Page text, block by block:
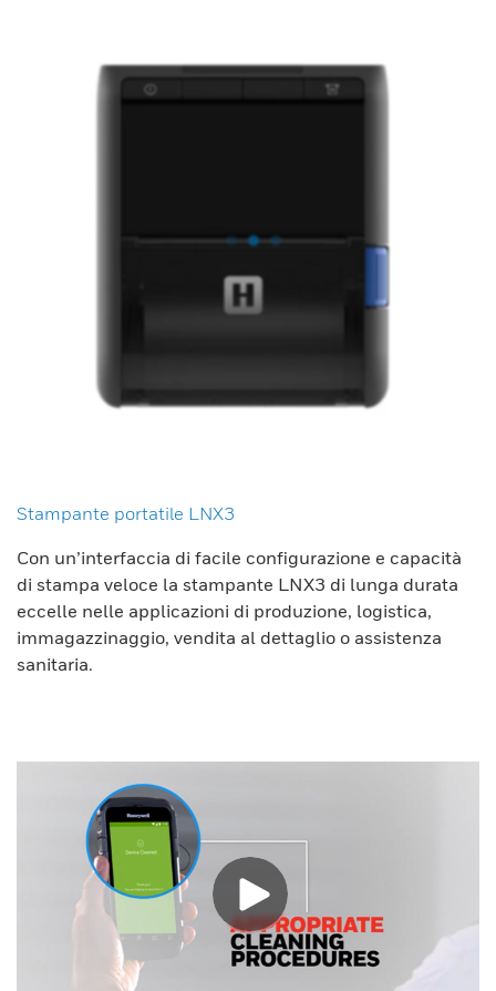
Stampante portatile LNX3
Con un’interfaccia di facile configurazione e capacità
di stampa veloce la stampante LNX3 di lunga durata
eccelle nelle applicazioni di produzione, logistica,
immagazzinaggio, vendita al dettaglio o assistenza
sanitaria.